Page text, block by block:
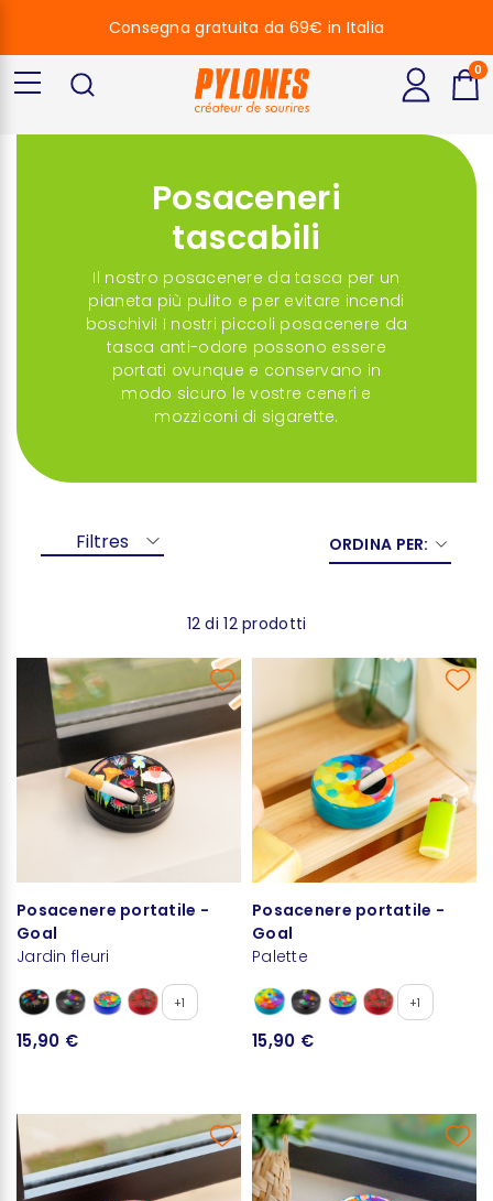
Posaceneri
tascabili
Il nostro posacenere da tasca per un
pianeta più pulito e per evitare incendi
boschivi! I nostri piccoli posacenere da
tasca anti-odore possono essere
portati ovunque e conservano in
modo sicuro le vostre ceneri e
mozziconi di sigarette.
Filtres ORDINA PER:
12 di 12 prodotti
Posacenere portatile -
Goal
Jardin fleuri
+1
15,90 €
Posacenere portatile -
Goal
Palette
+1
15,90 €
Consegna gratuita da 69€ in Italia
0